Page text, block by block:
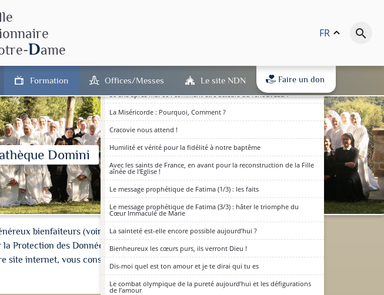
Dame
FR keyboard_arrow_up search
Formation Offices/Messes Le site NDN Faire un don
Domini
bienfaiteurs (voir les crédits en bas de page) : qu'ils
Protection des Données » (RGPD) est entré en vigueur.
site internet, vous consentez à notre politique de
50 ans après mai 68 : vers un renouveau de l'Occident dans l'Esprit-
Saint
50 ans après mai 68 : comment être acteurs du renouveau ?
La Miséricorde : Pourquoi, Comment ?
Cracovie nous attend !
Humilité et vérité pour la fidélité à notre baptême
Avec les saints de France, en avant pour la reconstruction de la Fille
aînée de l'Eglise !
Le message prophétique de Fatima (1/3) : les faits
Le message prophétique de Fatima (3/3) : hâter le triomphe du
Cœur Immaculé de Marie
La sainteté est-elle encore possible aujourd’hui ?
Bienheureux les cœurs purs, ils verront Dieu !
Dis-moi quel est ton amour et je te dirai qui tu es
Le combat olympique de la pureté aujourd’hui et les défigurations
de l’amour